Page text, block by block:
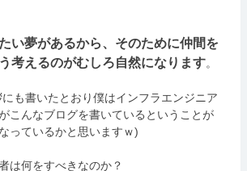
い夢があるから、そのために仲間を
考えるのがむしろ自然になります。
も書いたとおり僕はインフラエンジニア
こんなブログを書いているということが
っているかと思いますｗ)
は何をすべきなのか？